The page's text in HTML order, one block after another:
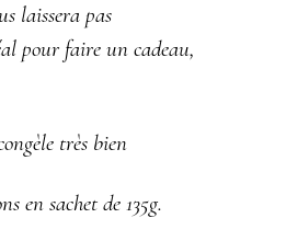
laissera pas
pour faire un cadeau,
très bien
en sachet de 135g.